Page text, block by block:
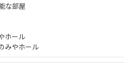
な部屋
ホール
みやホール